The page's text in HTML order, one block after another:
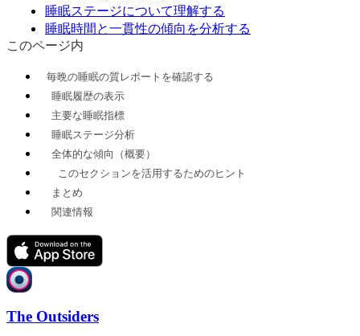
睡眠ステージについて理解する
睡眠時間と一貫性の傾向を分析する
このページ内
毎晩の睡眠の質レポートを確認する
睡眠履歴の表示
主要な睡眠指標
睡眠ステージ分析
全体的な傾向（概要）
このセクションを活用するためのヒント
まとめ
関連情報
The Outsiders